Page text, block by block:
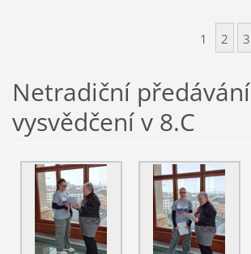
1 2 3
Netradiční předávání
vysvědčení v 8.C